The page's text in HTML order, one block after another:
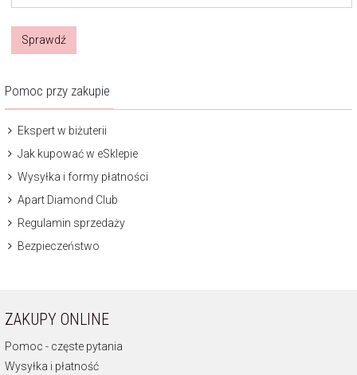
Sprawdź
Pomoc przy zakupie
Ekspert w biżuterii
Jak kupować w eSklepie
Wysyłka i formy płatności
Apart Diamond Club
Regulamin sprzedaży
Bezpieczeństwo
ZAKUPY ONLINE
Pomoc - częste pytania
Wysyłka i płatność